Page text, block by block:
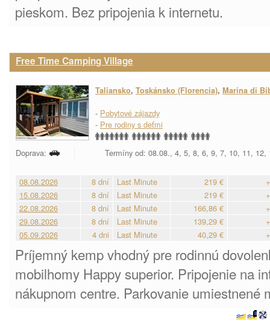
pieskom. Bez pripojenia k internetu.
Free Time Camping Village
Taliansko, Toskánsko (Florencia), Marina di
- Pobytové zájazdy
- Pre rodiny s deťmi
Doprava: Termíny od: 08.08., 4, 5, 8, 6, 9, 7, 10, 11, 12,
08.08.2026 8 dní Last Minute 219 €
15.08.2026
8 dní Last Minute 219 €
22.08.2026
8 dní Last Minute 166,86 €
29.08.2026
8 dní Last Minute 139,29 €
05.09.2026
4 dni Last Minute 40,29 €
Príjemný kemp vhodný pre rodinnú
mobilhomy Happy superior. Pripojenie na
nákupnom centre. Parkovanie umiestnené